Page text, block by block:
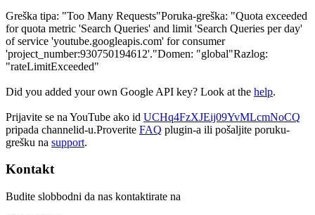
Greška tipa: "Too Many Requests"Poruka-greška: "Quota exceeded
for quota metric 'Search Queries' and limit 'Search Queries per day'
of service 'youtube.googleapis.com' for consumer
'project_number:930750194612'."Domen: "global"Razlog:
"rateLimitExceeded"
Did you added your own Google API key? Look at the help.
Prijavite se na YouTube ako id UCHq4FzXJEij09YvMLcmNoCQ
pripada channelid-u.Proverite FAQ plugin-a ili pošaljite poruku-
grešku na support.
Kontakt
Budite slobbodni da nas kontaktirate na